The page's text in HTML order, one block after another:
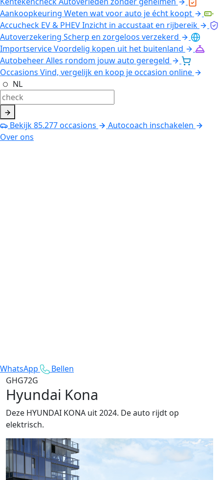
Aankoopkeuring Weten wat voor auto je écht koopt
Accucheck EV & PHEVInzicht in accustaat en rijbereik
Autoverzekering Scherp en zorgeloos verzekerd
ImportserviceVoordelig kopen uit het buitenland
AutobeheerAlles rondom jouw auto geregeld
Occasions Vind, vergelijk en koop je occasion online
NL
Bekijk85.277occasions
Autocoach inschakelen
Over ons
WhatsApp
Bellen
GHG72G
Hyundai Kona
Deze HYUNDAI KONA uit 2024. De auto rijdt op
elektrisch.